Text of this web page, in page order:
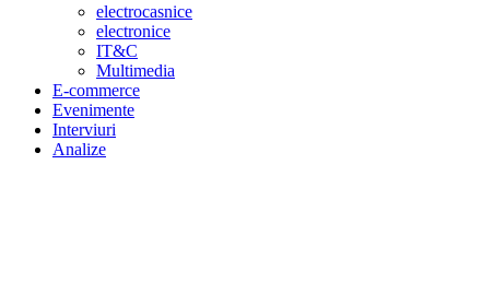
electrocasnice
electronice
IT&C
Multimedia
E-commerce
Evenimente
Interviuri
Analize